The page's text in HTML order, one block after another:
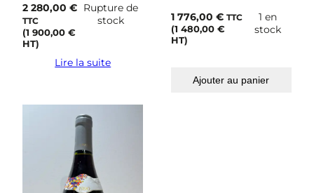
2 280,00€
TTC
(1 900,00€
HT)
Rupture de
stock
Lire la suite
1 776,00 € TTC
(1 480,00 €
HT)
1 en
stock
Ajouter au panier